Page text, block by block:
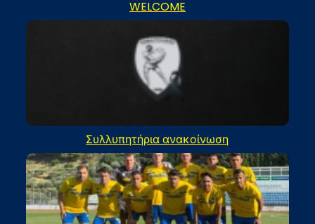
WELCOME
Συλλυπητήρια ανακοίνωση